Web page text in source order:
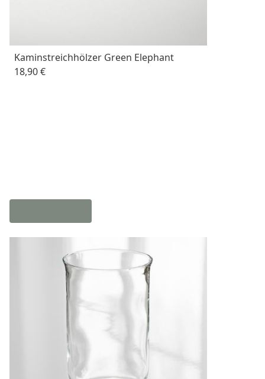
Kaminstreichhölzer Green Elephant
18,90 €